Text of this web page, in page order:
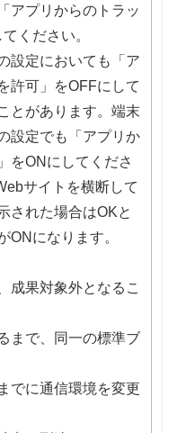
アプリからのトラッ
ください。
設定においても「ア
許可」をOFFにして
とがあります。端末
設定でも「アプリか
をONにしてくださ
サイトを横断して
された場合はOKと
ONになります。
成果対象外となるこ
まで、同一の標準ブ
でに通信環境を変更